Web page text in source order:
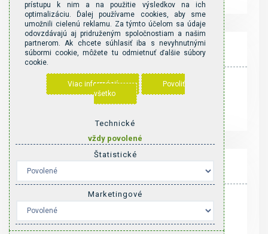
ZIMA
zimná sezóna*
letná sezóna*
€55/ deň
prístupu k nim a na použitie výsledkov na ich
optimalizáciu. Ďalej používame cookies, aby sme
umožnili cielenú reklamu. Za týmto účelom sa údaje
odovzdávajú aj pridruženým spoločnostiam a našim
partnerom. Ak chcete súhlasiť iba s nevyhnutnými
súbormi cookie, môžete tu odmietnuť ďalšie súbory
cookie.
Viac informácií
Povoliť
všetko
Technické
vždy povolené
Štatistické
Marketingové